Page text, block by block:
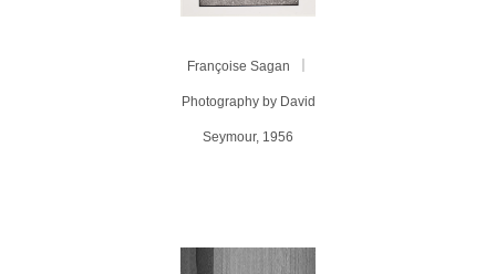
Françoise Sagan ｜
Photography by David
Seymour, 1956